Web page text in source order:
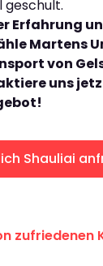
geschult.
Erfahrung
Martens
von
uns
Shauliai
zufriedenen